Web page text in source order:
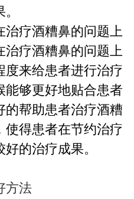
治疗酒糟鼻的问题上
治疗酒糟鼻的问题上
度来给患者进行治疗
能够更好地贴合患者
的帮助患者治疗酒糟
使得患者在节约治疗
的治疗成果。
方法